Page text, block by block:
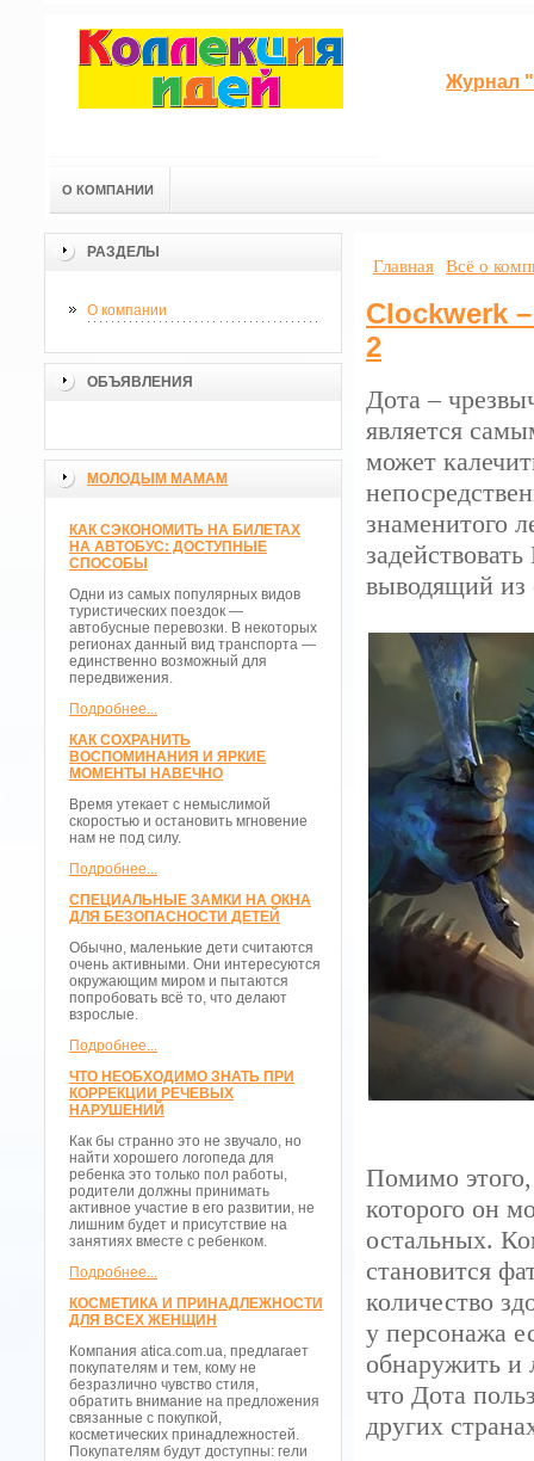
Журнал
О КОМПАНИИ
РАЗДЕЛЫ
О компании
ОБЪЯВЛЕНИЯ
МОЛОДЫМ МАМАМ
КАК СЭКОНОМИТЬ НА БИЛЕТАХ
НА АВТОБУС: ДОСТУПНЫЕ
СПОСОБЫ
Одни из самых популярных видов
туристических поездок —
автобусные перевозки. В некоторых
регионах данный вид транспорта —
единственно возможный для
передвижения.
Подробнее...
КАК СОХРАНИТЬ
ВОСПОМИНАНИЯ И ЯРКИЕ
МОМЕНТЫ НАВЕЧНО
Время утекает с немыслимой
скоростью и остановить мгновение
нам не под силу.
Подробнее...
СПЕЦИАЛЬНЫЕ ЗАМКИ НА ОКНА
ДЛЯ БЕЗОПАСНОСТИ ДЕТЕЙ
Обычно, маленькие дети считаются
очень активными. Они интересуются
окружающим миром и пытаются
попробовать всё то, что делают
взрослые.
Подробнее...
ЧТО НЕОБХОДИМО ЗНАТЬ ПРИ
КОРРЕКЦИИ РЕЧЕВЫХ
НАРУШЕНИЙ
Как бы странно это не звучало, но
найти хорошего логопеда для
ребенка это только пол работы,
родители должны принимать
активное участие в его развитии, не
лишним будет и присутствие на
занятиях вместе с ребенком.
Подробнее...
КОСМЕТИКА И ПРИНАДЛЕЖНОСТИ
ДЛЯ ВСЕХ ЖЕНЩИН
Компания atica.com.ua, предлагает
покупателям и тем, кому не
безразлично чувство стиля,
обратить внимание на предложения
связанные с покупкой,
косметических принадлежностей.
Покупателям будут доступны: гели
Главная Всё о
Clockwerk
2
Дота –
является
может
знаменитого
выводящий из
Помимо
которого он
остальных.
становится
количество
у персонажа
обнаружить и
что Дота
других